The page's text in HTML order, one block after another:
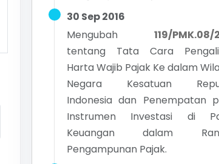
30 Sep 2016
Mengubah
119/PMK.08/
tentang Tata Cara
Harta Wajib Pajak Ke dalam
Negara Kesatuan
Indonesia dan Penempatan
Instrumen Investasi di
Keuangan dalam
Pengampunan Pajak.